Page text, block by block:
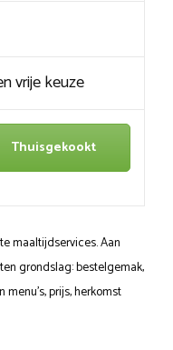
vrije keuze
Thuisgekookt
maaltijdservices. Aan
grondslag: bestelgemak,
prijs, herkomst